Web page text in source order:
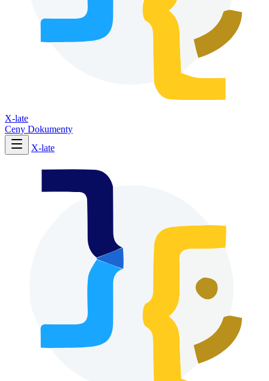
X-late
Ceny Dokumenty
X-late